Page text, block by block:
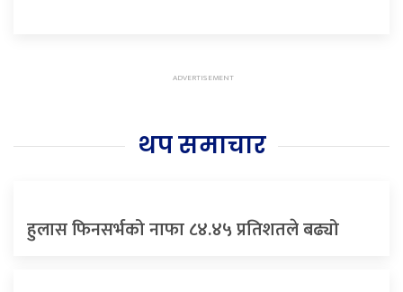
थप समाचार
हुलास फिनसर्भको नाफा ८४.४५ प्रतिशतले बढ्यो